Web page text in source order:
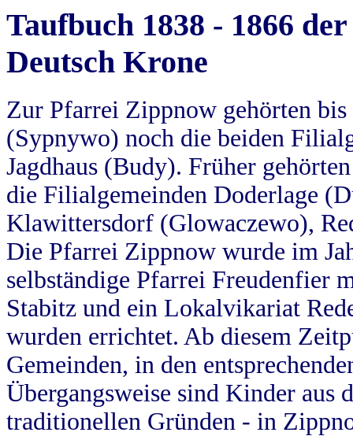
Taufbuch 1838 - 1866
Deutsch Krone
Zur Pfarrei Zippnow gehörten
(Sypnywo) noch die beiden
Jagdhaus (Budy). Früher
die Filialgemeinden Doderlage
Klawittersdorf (Glowaczewo),
Die Pfarrei Zippnow wurde im
selbständige Pfarrei Freudenfier
Stabitz und ein Lokalvikariat
wurden errichtet. Ab diesem
Gemeinden, in den
Übergangsweise sind Kinder aus
traditionellen Gründen - in